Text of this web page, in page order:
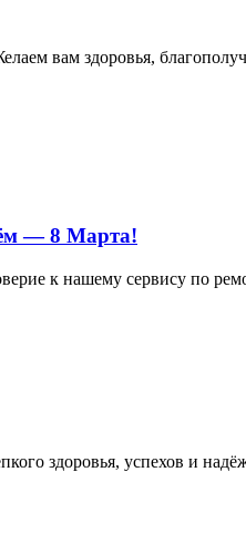
вам здоровья,
— 8 Марта!
к нашему сервису по
здоровья, успехов и